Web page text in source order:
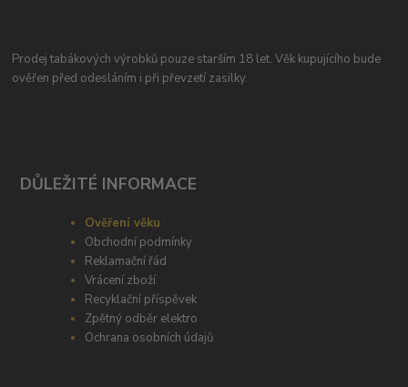
Prodej tabákových výrobků pouze starším 18 let. Věk kupujícího bude
ověřen před odesláním i při převzetí zasilky.
DŮLEŽITÉ INFORMACE
Ověření věku
Obchodní podmínky
Reklamační řád
Vrácení zboží
Recyklační příspěvek
Zpětný odběr elektro
Ochrana osobních údajů